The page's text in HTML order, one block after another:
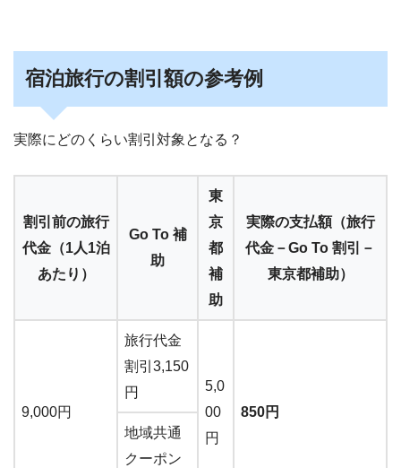
宿泊旅行の割引額の参考例
実際にどのくらい割引対象となる？
割引前の旅行
代金（1人1泊
あたり）
Go To 補
助
東
京
都
補
助
実際の支払額（旅行
代金－Go To 割引－
東京都補助）
9,000円
旅行代金
割引3,150
円
5,0
00
円
850円
地域共通
クーポン